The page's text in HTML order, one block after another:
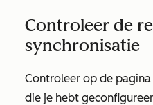
Controleer de
synchronisatie
Controleer op de
die je hebt